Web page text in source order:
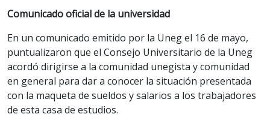
Comunicado oficial de la universidad
En un comunicado emitido por la Uneg el 16 de mayo,
puntualizaron que el Consejo Universitario de la Uneg
acordó dirigirse a la comunidad unegista y comunidad
en general para dar a conocer la situación presentada
con la maqueta de sueldos y salarios a los trabajadores
de esta casa de estudios.